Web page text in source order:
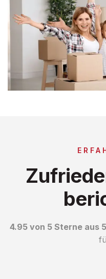
4.95 von 5 Sterne aus